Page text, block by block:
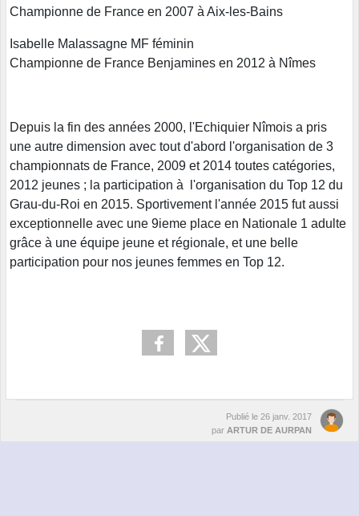
Championne de France en 2007 à Aix-les-Bains
Isabelle Malassagne MF féminin
Championne de France Benjamines en 2012 à Nîmes
Depuis la fin des années 2000, l'Echiquier Nîmois a pris
une autre dimension avec tout d'abord l'organisation de 3
championnats de France, 2009 et 2014 toutes catégories,
2012 jeunes ; la participation à l'organisation du Top 12 du
Grau-du-Roi en 2015. Sportivement l'année 2015 fut aussi
exceptionnelle avec une 9ieme place en Nationale 1 adulte
grâce à une équipe jeune et régionale, et une belle
participation pour nos jeunes femmes en Top 12.
Publié le 26 janv. 2017
par ARTUR DE AURPAN